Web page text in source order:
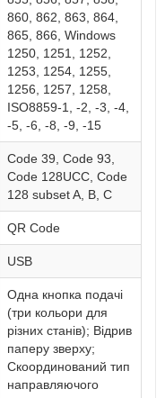
860, 862, 863, 864,
865, 866, Windows
1250, 1251, 1252,
1253, 1254, 1255,
1256, 1257, 1258,
ISO8859-1, -2, -3, -4,
-5, -6, -8, -9, -15
Code 39, Code 93,
Code 128UCC, Code
128 subset A, B, C
QR Code
USB
Одна кнопка подачі
(три кольори для
різних станів); Відрив
паперу зверху;
Скоординований тип
направляючого